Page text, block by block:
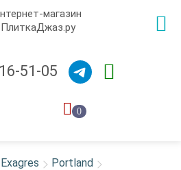
магазин
ПлиткаДжаз.ру
51-05
0
Exagres Portland